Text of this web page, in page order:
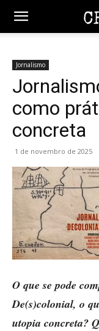
Jornalismo
como
concreta
1 de novembro de 2025
O que se pode
De(s)colonial, o
utopia concreta?